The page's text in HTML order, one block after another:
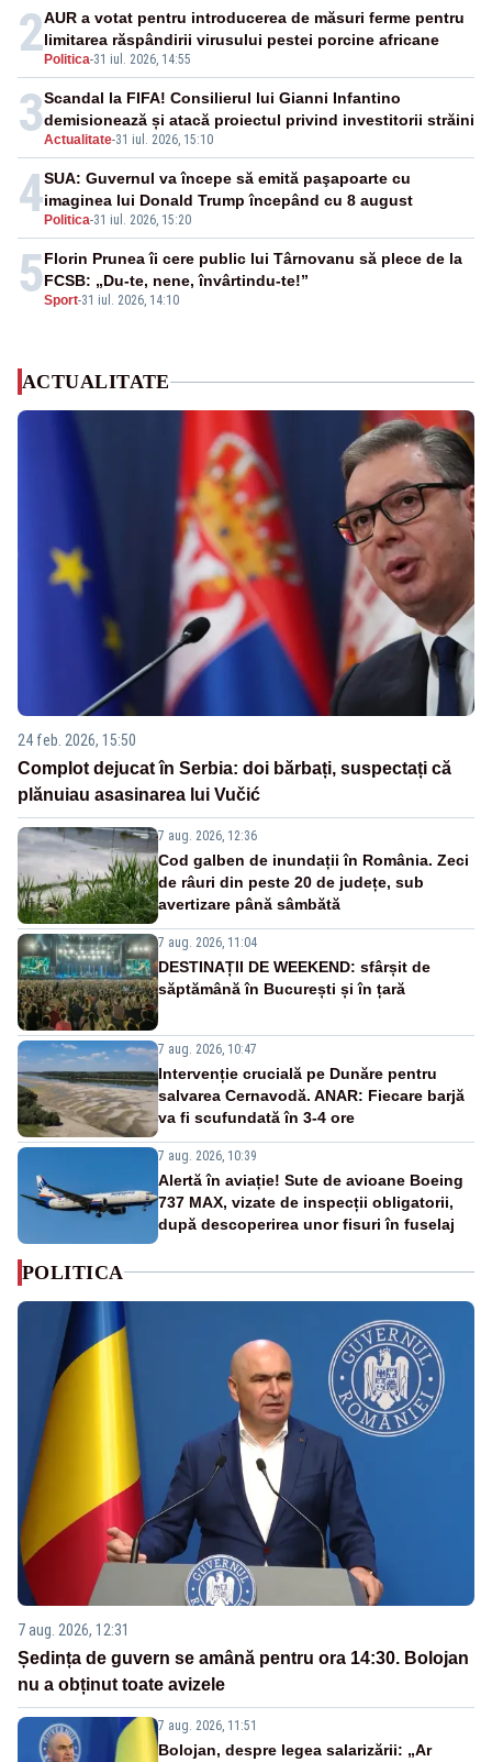
2 Politica-31 iul. 2026, 14:55
AUR a votat pentru introducerea de măsuri ferme pentru
limitarea răspândirii virusului pestei porcine africane
3Actualitate-31 iul. 2026, 15:10
Scandal la FIFA! Consilierul lui Gianni Infantino
demisionează și atacă proiectul privind investitorii străini
4 Politica-31 iul. 2026, 15:20
SUA: Guvernul va începe să emită paşapoarte cu
imaginea lui Donald Trump începând cu 8 august
5Sport-31 iul. 2026, 14:10
Florin Prunea îi cere public lui Târnovanu să plece de la
FCSB: „Du-te, nene, învârtindu-te!”
ACTUALITATE
24 feb. 2026, 15:50
Complot dejucat în Serbia: doi bărbați, suspectați că
plănuiau asasinarea lui Vučić
7 aug. 2026, 12:36
Cod galben de inundații în România. Zeci
de râuri din peste 20 de județe, sub
avertizare până sâmbătă
7 aug. 2026, 11:04
DESTINAȚII DE WEEKEND: sfârșit de
săptămână în București și în țară
7 aug. 2026, 10:47
Intervenție crucială pe Dunăre pentru
salvarea Cernavodă. ANAR: Fiecare barjă
va fi scufundată în 3-4 ore
7 aug. 2026, 10:39
Alertă în aviație! Sute de avioane Boeing
737 MAX, vizate de inspecții obligatorii,
după descoperirea unor fisuri în fuselaj
POLITICA
7 aug. 2026, 12:31
Ședința de guvern se amână pentru ora 14:30. Bolojan
nu a obținut toate avizele
7 aug. 2026, 11:51
Bolojan, despre legea salarizării: „Ar